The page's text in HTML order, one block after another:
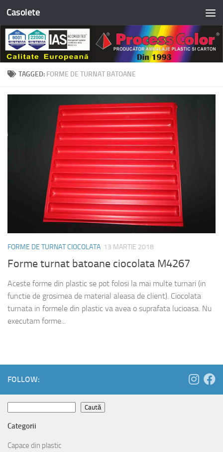
Skip to content
Casolete
TAGGED: FORME DE TURNAT BATOANE
FORME DE TURNAT CIOCOLATA 13 MARTIE 2018
Forme turnat batoane ciocolata M4267
Aceste forme din plastic se pot folosi la mai multe turnari (in
functie de grosimea de material aleasa de client). Ciocolata
turnata in formele din plastic va avea o suprafata lucioasa. Nu
executam forme...
FOLLOW:
Caută
Categorii
Capace din plastic